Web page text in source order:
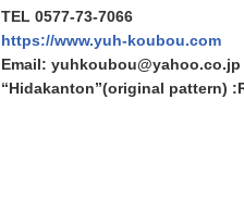
TEL 0577-73-7066
https://www.yuh-koubou.com
Email: yuhkoubou@yahoo.co.jp
“Hidakanton”(original pattern)